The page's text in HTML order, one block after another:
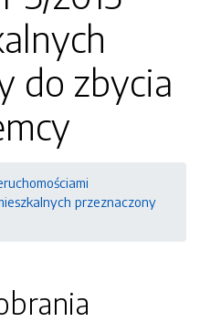
do zbycia
przeznaczony